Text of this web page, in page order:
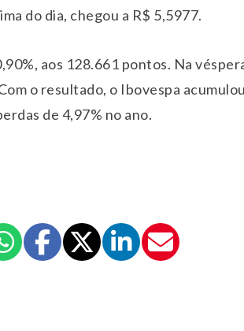
do dia, chegou a R$ 5,5977.
aos 128.661 pontos. Na
o resultado, o Ibovespa
de 4,97% no ano.